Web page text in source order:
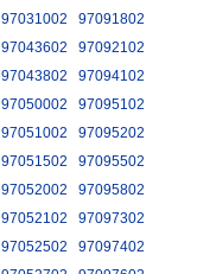
97031002
97091802
97043602
97092102
97043802
97094102
97050002
97095102
97051002
97095202
97051502
97095502
97052002
97095802
97052102
97097302
97052502
97097402